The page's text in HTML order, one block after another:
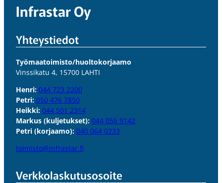
Infrastar Oy
Yhteystiedot
Työmaatoimisto/huoltokorjaamo
Vinssikatu 4, 15700 LAHTI
Henri: 044 723 2200
Petri: 050 476 7850
Heikki: 044 501 2314
Markus (kuljetukset): 044 056 9142
Petri (korjaamo): 040 064 0233
toimisto@infrastar.fi
Verkkolaskutus­osoite